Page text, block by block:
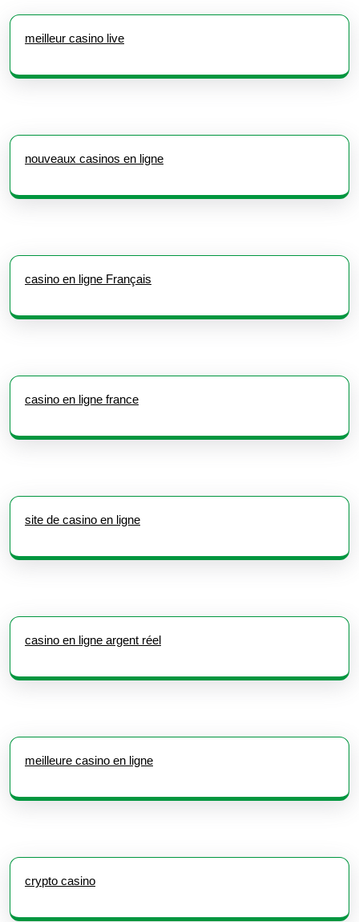
meilleur casino live
nouveaux casinos en ligne
casino en ligne Français
casino en ligne france
site de casino en ligne
casino en ligne argent réel
meilleure casino en ligne
crypto casino